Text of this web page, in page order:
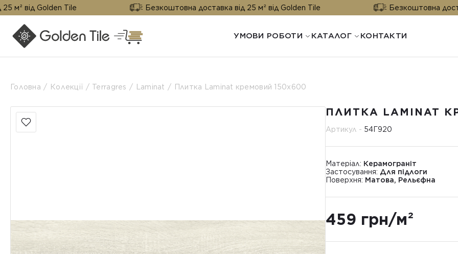
Tile Безкоштовна доставка від 25 м² від Golden Tile Безкоштовна доставка від
УМОВИ РОБОТИ КАТАЛОГ КОНТАКТИ
Головна Колекції Terragres Laminat Плитка Laminat кремовий 150х600
ПЛИТКА LAMINAT
Артикул - 54Г920
Матеріал: Керамограніт
Застосування: Для підлоги
Поверхня: Матова, Рельєфна
459 грн/м²